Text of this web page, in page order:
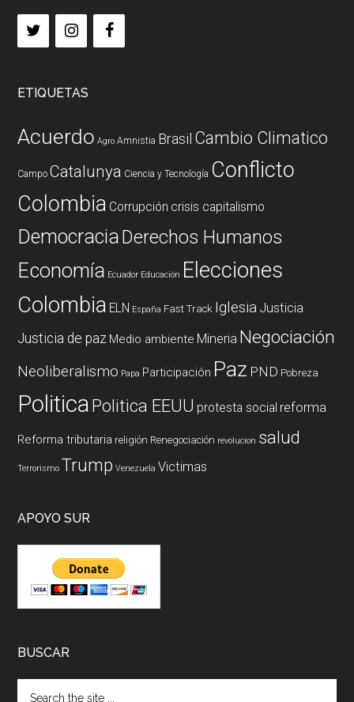
ETIQUETAS
Acuerdo Agro Amnistia Brasil Cambio Climatico
Campo Catalunya Ciencia y Tecnología Conflicto
Colombia Corrupción crisis capitalismo
DemocraciaDerechos Humanos
Economía Ecuador Educación Elecciones
Colombia ELN España Fast Track Iglesia Justicia
Justicia de paz Medio ambiente Mineria Negociación
Neoliberalismo Papa Participación Paz PND Pobreza
PoliticaPolitica EEUU protesta social reforma
Reforma tributaria religión Renegociación revolucion salud
Terrorismo Trump Venezuela Victimas
APOYO SUR
BUSCAR